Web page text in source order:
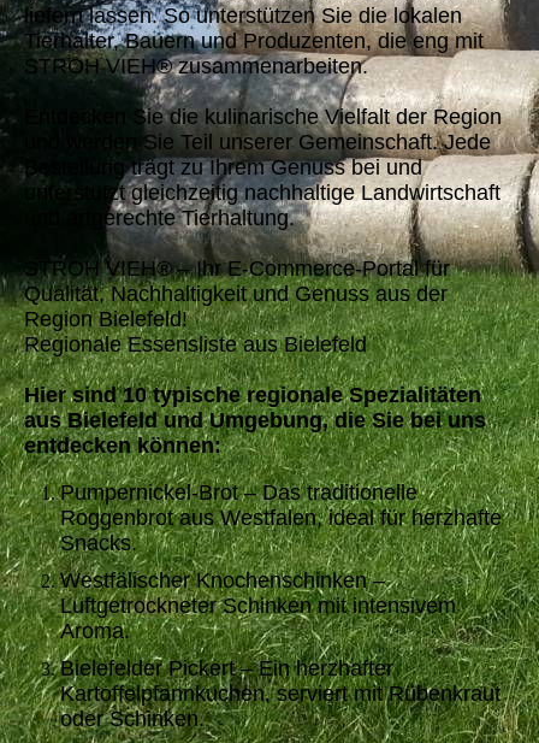
liefern lassen. So unterstützen Sie die lokalen
Tierhalter, Bauern und Produzenten, die eng mit
STROH VIEH® zusammenarbeiten.
Entdecken Sie die kulinarische Vielfalt der Region
und werden Sie Teil unserer Gemeinschaft. Jede
Bestellung trägt zu Ihrem Genuss bei und
unterstützt gleichzeitig nachhaltige Landwirtschaft
und artgerechte Tierhaltung.
STROH VIEH® – Ihr E-Commerce-Portal für
Qualität, Nachhaltigkeit und Genuss aus der
Region Bielefeld!
Regionale Essensliste aus Bielefeld
Hier sind 10 typische regionale Spezialitäten
aus Bielefeld und Umgebung, die Sie bei uns
entdecken können:
Pumpernickel-Brot – Das traditionelle
Roggenbrot aus Westfalen, ideal für herzhafte
Snacks.
Westfälischer Knochenschinken –
Luftgetrockneter Schinken mit intensivem
Aroma.
Bielefelder Pickert – Ein herzhafter
Kartoffelpfannkuchen, serviert mit Rübenkraut
oder Schinken.